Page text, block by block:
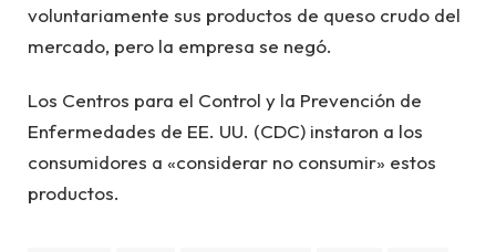
voluntariamente sus productos de queso crudo del
mercado, pero la empresa se negó.
Los Centros para el Control y la Prevención de
Enfermedades de EE. UU. (CDC) instaron a los
consumidores a «considerar no consumir» estos
productos.